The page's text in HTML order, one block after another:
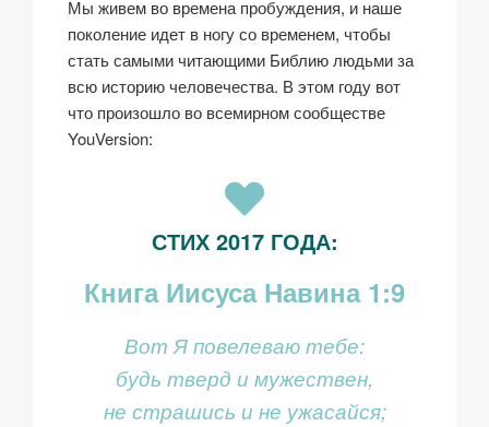
Мы живем во времена пробуждения, и наше
поколение идет в ногу со временем, чтобы
стать самыми читающими Библию людьми за
всю историю человечества. В этом году вот
что произошло во всемирном сообществе
YouVersion:
СТИХ 2017 ГОДА:
Книга Иисуса Навина 1:9
Вот Я повелеваю тебе:
будь тверд и мужествен,
не страшись и не ужасайся;